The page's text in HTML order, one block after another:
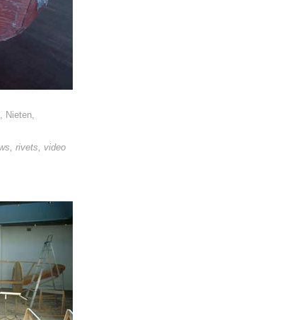
Nieten,
rivets, video